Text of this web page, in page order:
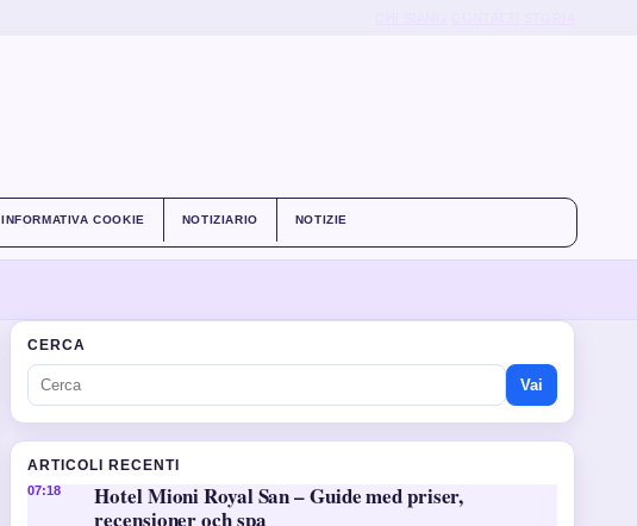
INFORMATIVA COOKIE NOTIZIARIO NOTIZIE
CERCA
Vai
ARTICOLI RECENTI
07:18
Hotel Mioni Royal San – Guide med priser,
recensioner och spa